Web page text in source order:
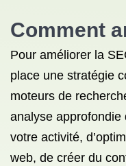
Comment
Pour améliorer la
place une stratégie
moteurs de
analyse
votre activité,
web, de créer du